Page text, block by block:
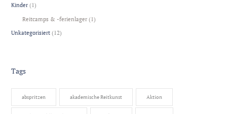
Kinder (1)
Reitcamps & -ferienlager (1)
Unkategorisiert (12)
Tags
abspritzen akademische Reitkunst Aktion